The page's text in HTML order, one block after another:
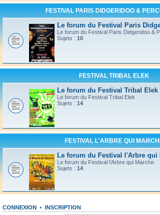
FESTIVAL PARIS DIDGERIDOO &
Le forum du Festival Paris
Le forum du Festival Paris Didgeridoo &
Sujets : 10
FESTIVAL TRIBAL ELEK
Le forum du Festival Tribal Elek
Le forum du Festival Tribal Elek
Sujets : 14
FESTIVAL L'ARBRE QUI
Le forum du Festival l'Arbre qui
Le forum du Festival l'Arbre qui Marche
Sujets : 14
CONNEXION • INSCRIPTION